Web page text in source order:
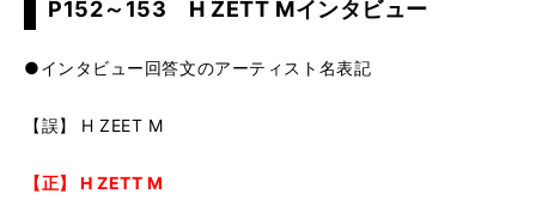
P152～153 H ZETT Mインタビュー
●インタビュー回答文のアーティスト名表記
【誤】 H ZEET M
【正】 H ZETT M